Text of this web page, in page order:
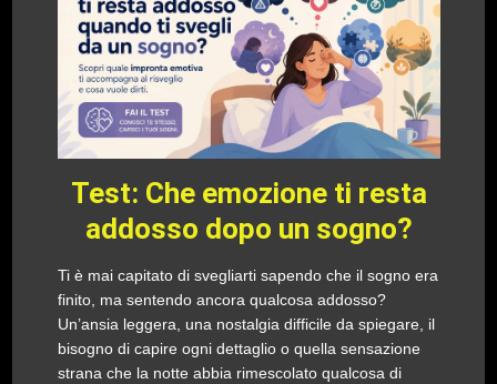
Test: Che emozione ti resta
addosso dopo un sogno?
Ti è mai capitato di svegliarti sapendo che il sogno era
finito, ma sentendo ancora qualcosa addosso?
Un’ansia leggera, una nostalgia difficile da spiegare, il
bisogno di capire ogni dettaglio o quella sensazione
strana che la notte abbia rimescolato qualcosa di